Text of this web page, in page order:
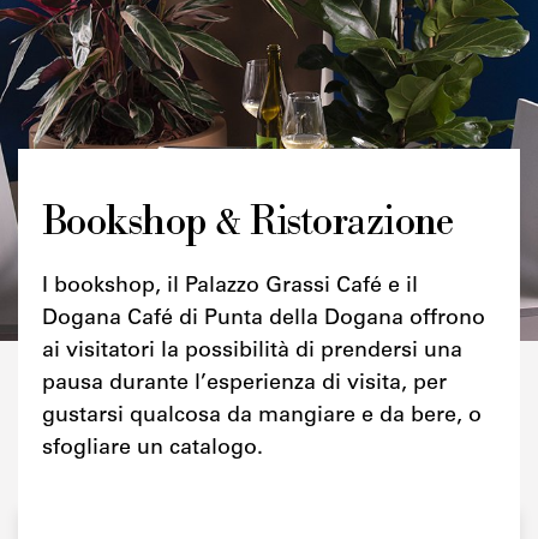
Bookshop & Ristorazione
I bookshop, il Palazzo Grassi Café e il
Dogana Café di Punta della Dogana offrono
ai visitatori la possibilità di prendersi una
pausa durante l’esperienza di visita, per
gustarsi qualcosa da mangiare e da bere, o
sfogliare un catalogo.